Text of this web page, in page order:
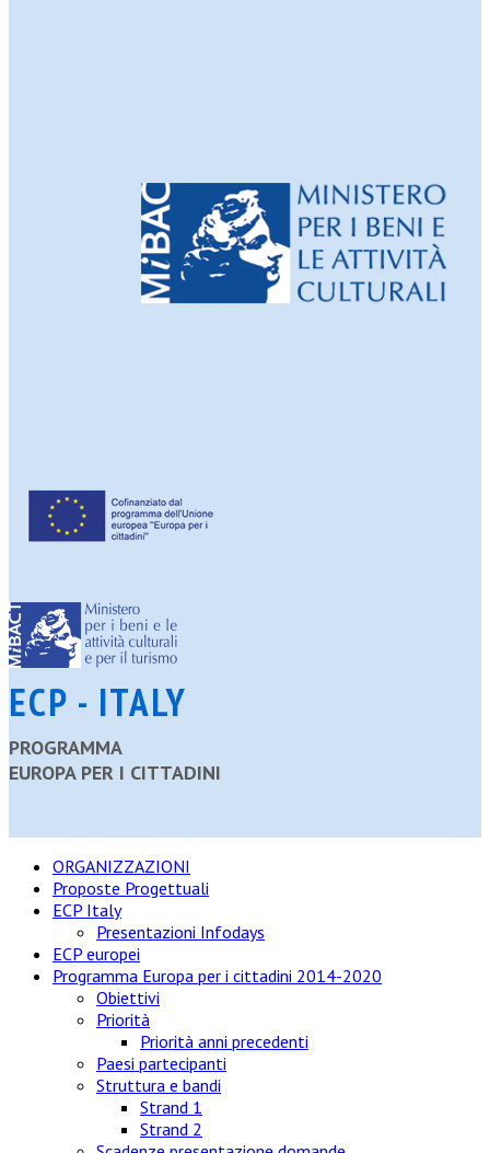
ECP - ITALY
PROGRAMMA
EUROPA PER I CITTADINI
ORGANIZZAZIONI
Proposte Progettuali
ECP Italy
Presentazioni Infodays
ECP europei
Programma Europa per i cittadini 2014-2020
Obiettivi
Priorità
Priorità anni precedenti
Paesi partecipanti
Struttura e bandi
Strand 1
Strand 2